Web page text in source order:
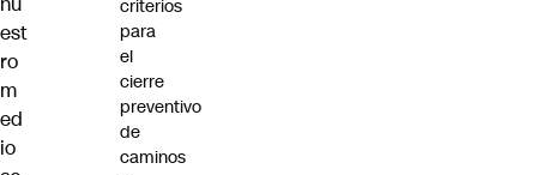
est
ro
m
ed
io
criterios
para
el
cierre
preventivo
de
caminos